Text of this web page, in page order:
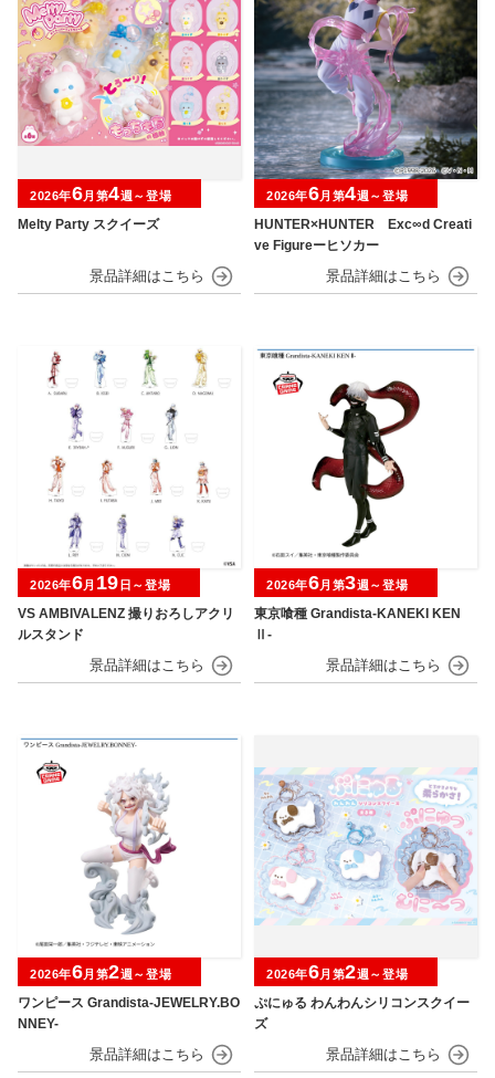
Melty Party スクイーズ
2026年6月第4週～登場
HUNTER×HUNTER Exc∞d Creati
ve Figureーヒソカー
2026年6月第4週～登場
VS AMBIVALENZ 撮りおろしアクリ
ルスタンド
2026年6月 19 日～登場
東京喰種 Grandista-KANEKI KEN
Ⅱ-
2026年6月第3週～登場
ワンピース Grandista-JEWELRY.BO
NNEY-
2026年6月第2週～登場
ぷにゅる わんわんシリコンスクイー
ズ
2026年6月第2週～登場